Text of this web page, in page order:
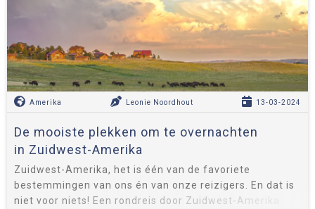
Amerika Leonie Noordhout 13-03-2024
De mooiste plekken om te overnachten
in Zuidwest-Amerika
Zuidwest-Amerika, het is één van de favoriete
bestemmingen van ons én van onze reizigers. En dat is
niet voor niets! Een rondreis door Zuidwest-Amerika